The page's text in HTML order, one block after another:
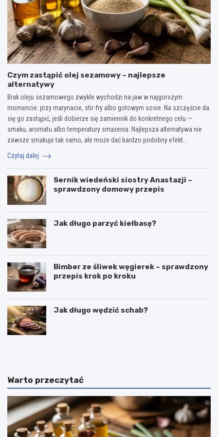
Czym zastąpić olej sezamowy – najlepsze
alternatywy
Brak oleju sezamowego zwykle wychodzi na jaw w najgorszym
momencie: przy marynacie, stir-fry albo gotowym sosie. Na szczęście da
się go zastąpić, jeśli dobierze się zamiennik do konkretnego celu —
smaku, aromatu albo temperatury smażenia. Najlepsza alternatywa nie
zawsze smakuje tak samo, ale może dać bardzo podobny efekt…
Czytaj dalej
Sernik wiedeński siostry Anastazji –
sprawdzony domowy przepis
Jak długo parzyć kiełbasę?
Bimber ze śliwek węgierek – sprawdzony
przepis krok po kroku
Jak długo wędzić schab?
C
l
a
r
e
t
k
P
r
k
i
d
o
l
Warto przeczytać